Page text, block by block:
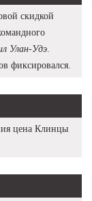
скидкой
Улан-Удэ
фиксировался.
цена Клинцы